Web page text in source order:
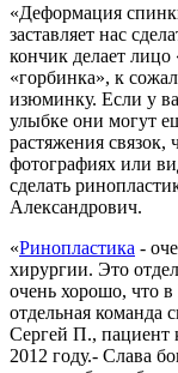
«Деформация
заставляет нас
кончик делает лицо
«горбинка», к
изюминку. Если у
улыбке они могут
растяжения связок,
фотографиях или
сделать
Александрович.
«Ринопластика -
хирургии. Это
очень хорошо, что в
отдельная команда
Сергей П., пациент
2012 году.- Слава